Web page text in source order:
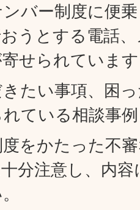
バー制度に便
うとする電話
せられていま
たい事項、困
ている相談事
をかたった不
分注意し、内